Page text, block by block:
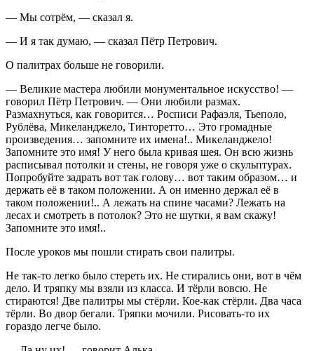
— Мы сотрём, — сказал я.
— И я так думаю, — сказал Пётр Петрович.
О палитрах больше не говорили.
— Великие мастера любили монументальное искусство! —
говорил Пётр Петрович. — Они любили размах.
Размахнуться, как говорится… Росписи Рафаэля, Тьеполо,
Рублёва, Микеланджело, Тинторетто… Это громадные
произведения… запомните их имена!.. Микеланджело!
Запомните это имя! У него была кривая шея. Он всю жизнь
расписывал потолки и стены, не говоря уже о скульптурах.
Попробуйте задрать вот так голову… вот таким образом… и
держать её в таком положении. А он именно держал её в
таком положении!.. А лежать на спине часами? Лежать на
лесах и смотреть в потолок? Это не шутки, я вам скажу!
Запомните это имя!..
После уроков мы пошли стирать свои палитры.
Не так-то легко было стереть их. Не стирались они, вот в чём
дело. И тряпку мы взяли из класса. И тёрли вовсю. Не
стираются! Две палитры мы стёрли. Кое-как стёрли. Два часа
тёрли. Во двор бегали. Тряпки мочили. Рисовать-то их
гораздо легче было.